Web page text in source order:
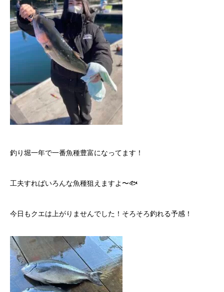
釣り堀一年で一番魚種豊富になってます！
工夫すればいろんな魚種狙えますよ〜🐟
今日もクエは上がりませんでした！そろそろ釣れる予感！